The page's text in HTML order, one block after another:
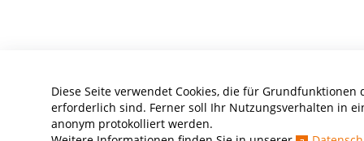
Diese Seite verwendet Cookies, die für Grundfunktionen
erforderlich sind. Ferner soll Ihr Nutzungsverhalten in
anonym protokolliert werden.